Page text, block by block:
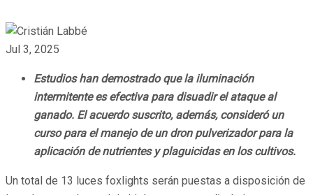
Jul 3, 2025
Estudios han demostrado que la iluminación
intermitente es efectiva para disuadir el ataque al
ganado. El acuerdo suscrito, además, consideró un
curso para el manejo de un dron pulverizador para la
aplicación de nutrientes y plaguicidas en los cultivos.
Un total de 13 luces foxlights serán puestas a disposición de